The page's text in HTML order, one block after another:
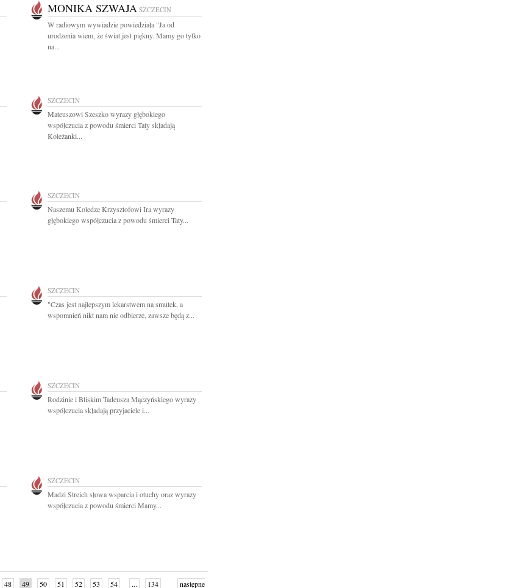
MONIKA SZWAJA SZCZECIN
W radiowym wywiadzie powiedziała "Ja od
urodzenia wiem, że świat jest piękny. Mamy go tylko
na...
SZCZECIN
Mateuszowi Szeszko wyrazy głębokiego
współczucia z powodu śmierci Taty składają
Koleżanki...
SZCZECIN
Naszemu Koledze Krzysztofowi Ira wyrazy
głębokiego współczucia z powodu śmierci Taty...
SZCZECIN
"Czas jest najlepszym lekarstwem na smutek, a
wspomnień nikt nam nie odbierze, zawsze będą z...
SZCZECIN
Rodzinie i Bliskim Tadeusza Mączyńskiego wyrazy
współczucia składają przyjaciele i...
SZCZECIN
Madzi Streich słowa wsparcia i otuchy oraz wyrazy
współczucia z powodu śmierci Mamy...
48 49 50 51 52 53 54 ... 134 następne